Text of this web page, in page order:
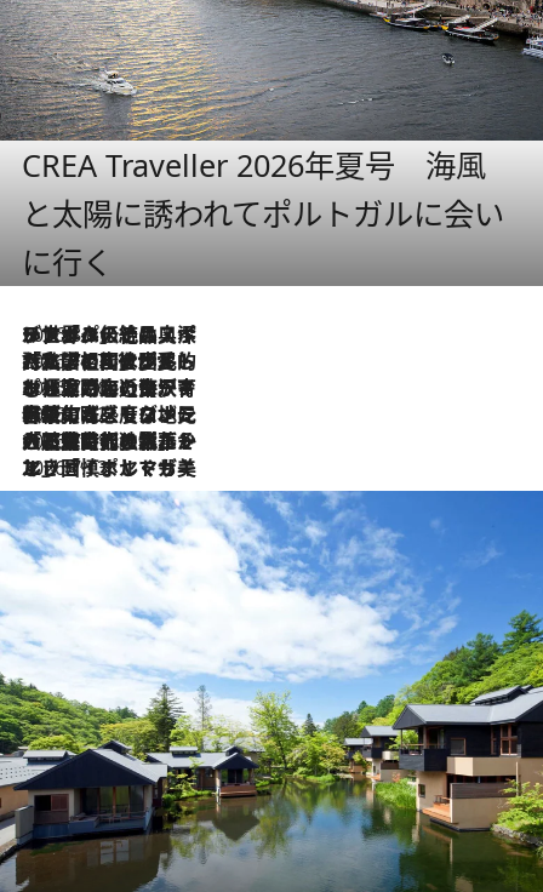
CREA Traveller 2026年夏号 海風
と太陽に誘われてポルトガルに会い
に行く
2026.8.8
リスボンの絶品スイーツ「パステル・デ・ナタ」とは？ポルトガル伝統の奥深い世界へ
2026.7.27
「私の祖国はポルトガル語です」国民的詩人フェルナンド・ペソアと、彼が愛した文学の街を歩く
2026.7.26
ポルトガル近海が育む極上の海の幸。キリリと冷えた白ワインと愉しむ、シーフード専門店の贅沢
2026.7.22
伝統の味をモダンに昇華。高感度な地元客が集う、リスボンの最旬ガストロノミー
2026.7.21
大航海時代の栄華から、震災、独裁、そして革命へ。ポルトガル・首都リスボンの石畳に刻まれた「歴史の光と影」
2026.7.13
エッセイ・ヤマザキマリ「慎ましくも美しき国 ポルトガル」